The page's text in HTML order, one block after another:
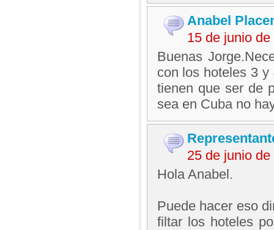
Anabel
15 de junio
Buenas
con los hoteles 3
tienen que ser de
sea en Cuba no
25 de junio
Hola Anabel.
Puede hacer eso
filtar los hoteles